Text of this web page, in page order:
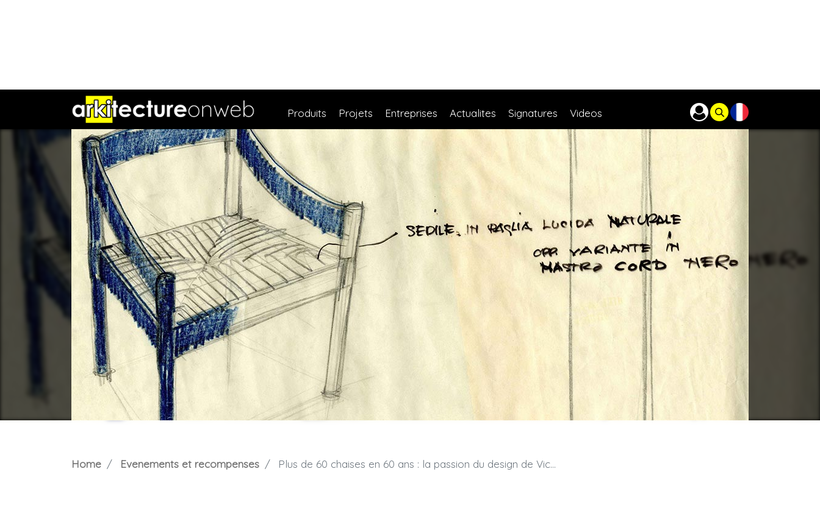
Produits Projets Entreprises Actualites Signatures Videos
Home Evenements et recompenses Plus de 60 chaises en 60 ans : la passion du design de Vico Magistretti